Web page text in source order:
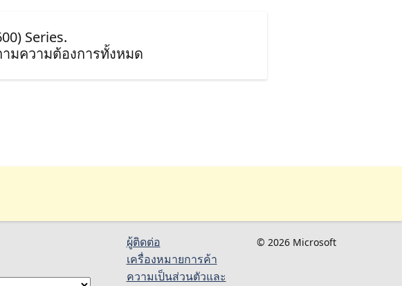
Series.
มความต้องการทั้งหมด
ผู้ติดต่อ
เครื่องหมายการค้า
ความเป็นส่วนตัวและ
© 2026 Microsoft